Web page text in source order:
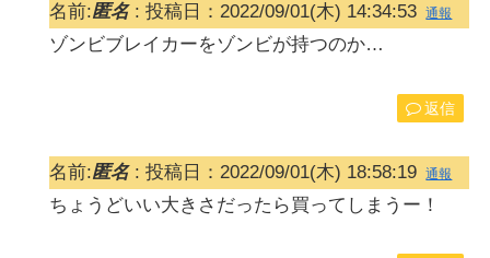
名前:匿名: 投稿日：2022/09/01(木) 14:34:53 通報
ゾンビブレイカーをゾンビが持つのか…
返信
名前:匿名: 投稿日：2022/09/01(木) 18:58:19 通報
ちょうどいい大きさだったら買ってしまうー！